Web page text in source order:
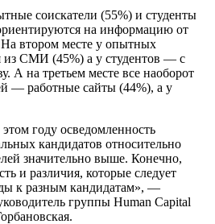
соискатели (55%) и студенты
на информацию от
На втором месте у опытных
из СМИ (45%) а у студентов — с
А на третьем месте все наоборот
— работные сайты (44%), а у
году осведомленность
кандидатов относительно
значительно выше. Конечно,
и различия, которые следует
к разным кандидатам», —
группы Human Capital